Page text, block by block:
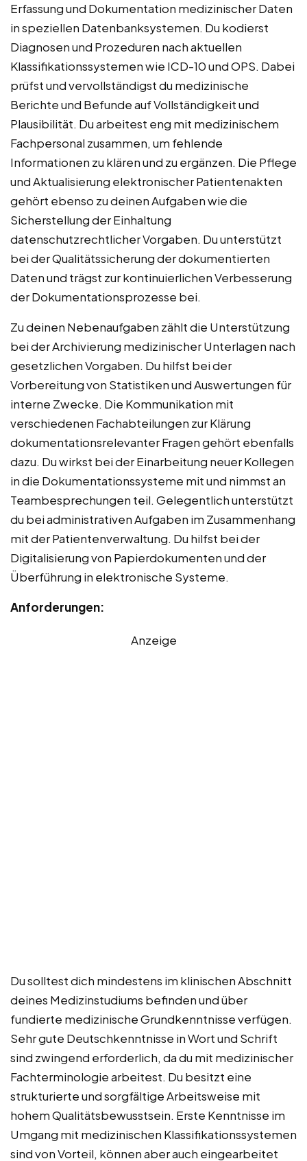
Erfassung und Dokumentation medizinischer Daten
in speziellen Datenbanksystemen. Du kodierst
Diagnosen und Prozeduren nach aktuellen
Klassifikationssystemen wie ICD-10 und OPS. Dabei
prüfst und vervollständigst du medizinische
Berichte und Befunde auf Vollständigkeit und
Plausibilität. Du arbeitest eng mit medizinischem
Fachpersonal zusammen, um fehlende
Informationen zu klären und zu ergänzen. Die Pflege
und Aktualisierung elektronischer Patientenakten
gehört ebenso zu deinen Aufgaben wie die
Sicherstellung der Einhaltung
datenschutzrechtlicher Vorgaben. Du unterstützt
bei der Qualitätssicherung der dokumentierten
Daten und trägst zur kontinuierlichen Verbesserung
der Dokumentationsprozesse bei.
Zu deinen Nebenaufgaben zählt die Unterstützung
bei der Archivierung medizinischer Unterlagen nach
gesetzlichen Vorgaben. Du hilfst bei der
Vorbereitung von Statistiken und Auswertungen für
interne Zwecke. Die Kommunikation mit
verschiedenen Fachabteilungen zur Klärung
dokumentationsrelevanter Fragen gehört ebenfalls
dazu. Du wirkst bei der Einarbeitung neuer Kollegen
in die Dokumentationssysteme mit und nimmst an
Teambesprechungen teil. Gelegentlich unterstützt
du bei administrativen Aufgaben im Zusammenhang
mit der Patientenverwaltung. Du hilfst bei der
Digitalisierung von Papierdokumenten und der
Überführung in elektronische Systeme.
Anforderungen:
Anzeige
Du solltest dich mindestens im klinischen Abschnitt
deines Medizinstudiums befinden und über
fundierte medizinische Grundkenntnisse verfügen.
Sehr gute Deutschkenntnisse in Wort und Schrift
sind zwingend erforderlich, da du mit medizinischer
Fachterminologie arbeitest. Du besitzt eine
strukturierte und sorgfältige Arbeitsweise mit
hohem Qualitätsbewusstsein. Erste Kenntnisse im
Umgang mit medizinischen Klassifikationssystemen
sind von Vorteil, können aber auch eingearbeitet